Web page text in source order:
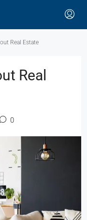
Real Estate
Real
0